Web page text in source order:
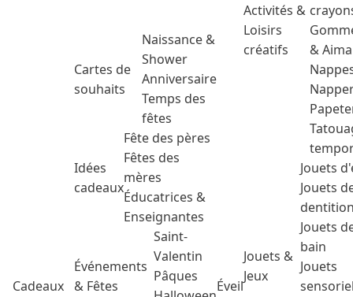
Cadeaux
Cartes de
souhaits
Naissance &
Shower
Anniversaire
Temps des
fêtes
Idées
cadeaux
Fête des pères
Fêtes des
mères
Éducatrices &
Enseignantes
Événements
& Fêtes
Saint-
Valentin
Pâques
Éveil
Activités &
Loisirs
créatifs
&
Jouets &
Jeux
Jouets
Jouets
Jouets
bain
Jouets